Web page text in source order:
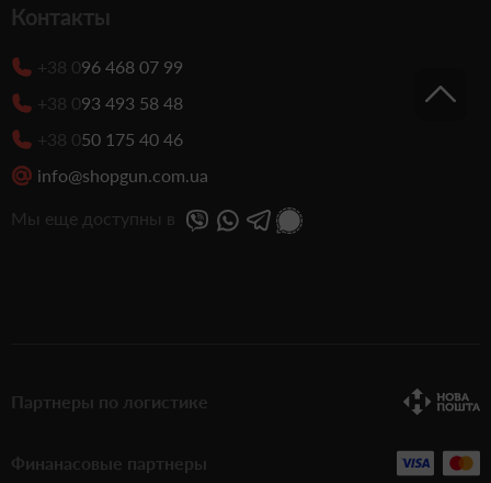
Контакты
+38 096 468 07 99
+38 093 493 58 48
+38 050 175 40 46
info@shopgun.com.ua
Мы еще доступны в
Партнеры по логистике
Финанасовые партнеры